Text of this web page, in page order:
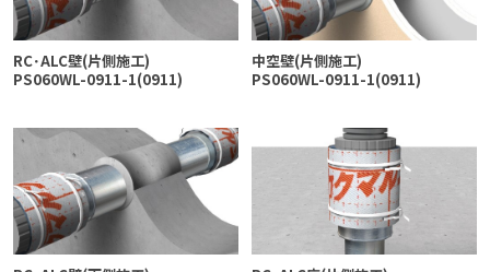
RC･ALC壁(片側施工)
PS060WL-0911-1(0911)
中空壁(片側施工)
PS060WL-0911-1(0911)